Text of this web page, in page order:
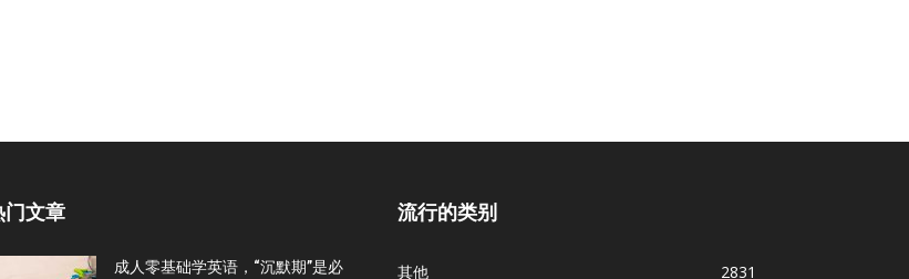
门文章
成人零基础学英语，“沉默期”是必
流行的类别
其他 2831